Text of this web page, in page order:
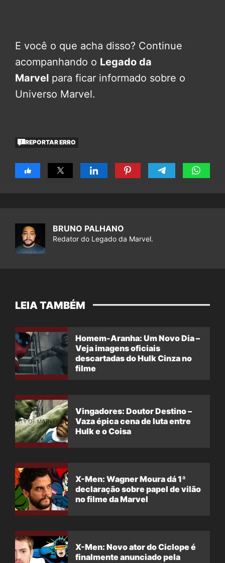
E você o que acha disso? Continue
acompanhando o Legado da
Marvel para ficar informado sobre o
Universo Marvel.
REPORTAR ERRO
BRUNO PALHANO
Redator do Legado da Marvel.
LEIA TAMBÉM
Homem-Aranha: Um Novo Dia –
Veja imagens oficiais
descartadas do Hulk Cinza no
filme
Vingadores: Doutor Destino –
Vaza épica cena de luta entre
Hulk e o Coisa
X-Men: Wagner Moura dá 1ª
declaração sobre papel de vilão
no filme da Marvel
X-Men: Novo ator do Ciclope é
finalmente anunciado pela